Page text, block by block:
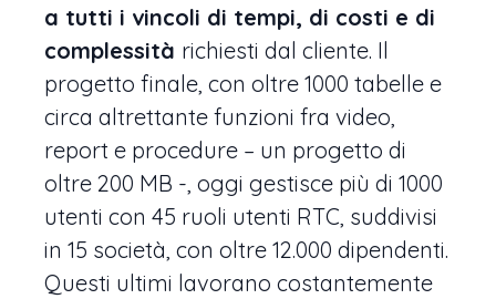
a tutti i vincoli di tempi, di costi e di
complessità richiesti dal cliente. Il
progetto finale, con oltre 1000 tabelle e
circa altrettante funzioni fra video,
report e procedure – un progetto di
oltre 200 MB -, oggi gestisce più di 1000
utenti con 45 ruoli utenti RTC, suddivisi
in 15 società, con oltre 12.000 dipendenti.
Questi ultimi lavorano costantemente